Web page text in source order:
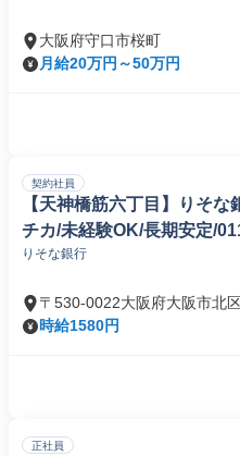
大阪府守口市桜町
月給20万円～50万円
契約社員
【天神橋筋六丁目】りそ
チカ/未経験OK/長期安定/
りそな銀行
〒530-0022大阪府大阪市北
時給1580円
正社員